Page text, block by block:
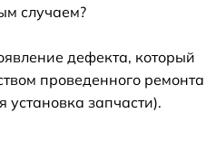
случаем?
дефекта, который
проведенного ремонта
запчасти).